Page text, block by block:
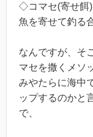
◇コマセ(寄せ餌)
魚を寄せて釣る
なんですが、そ
マセを撒くメソ
みやたらに海中
ップするのかと
で、